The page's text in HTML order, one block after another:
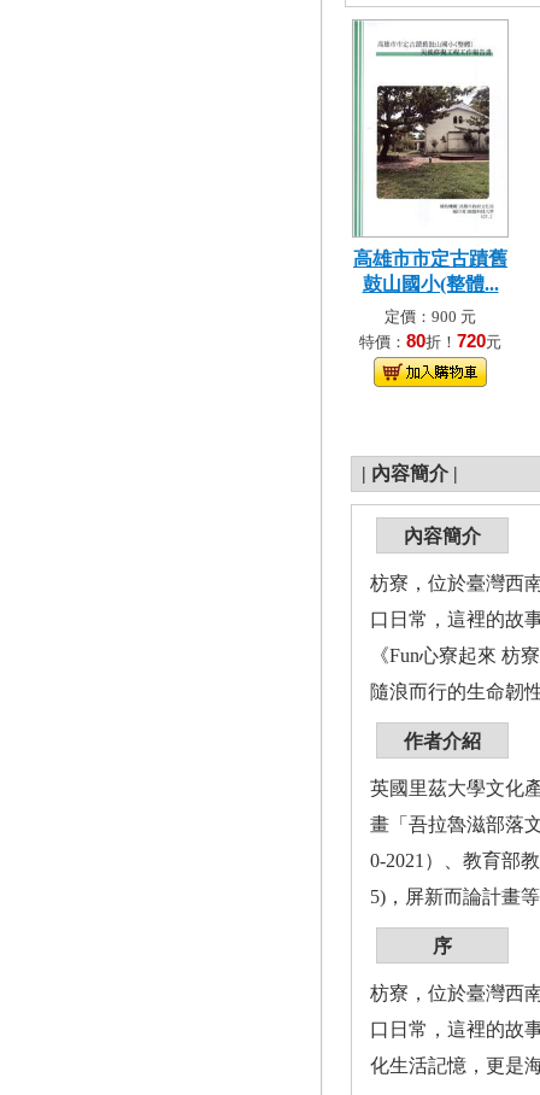
高雄市市定古蹟舊
鼓山國小(整體...
定價：900 元
特價： 80折！ 720元
| 內容簡介 |
內容簡介
枋寮，位於臺灣西
口日常，這裡的故
《Fun心寮起來
隨浪而行的生命韌
作者介紹
英國里茲大學文化
畫「吾拉魯滋部落
0-2021）、教育部
5)，屏新而論計畫
序
枋寮，位於臺灣西
口日常，這裡的故
化生活記憶，更是